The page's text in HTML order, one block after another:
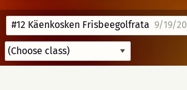
#12 Käenkosken Frisbeegolfrata 9/19/20